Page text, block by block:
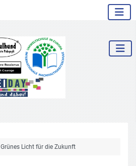
Grünes Licht für die Zukunft